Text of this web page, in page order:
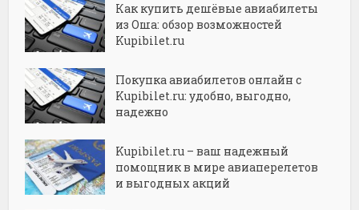
Как купить дешёвые авиабилеты
из Оша: обзор возможностей
Kupibilet.ru
Покупка авиабилетов онлайн с
Kupibilet.ru: удобно, выгодно,
надежно
Kupibilet.ru – ваш надежный
помощник в мире авиаперелетов
и выгодных акций